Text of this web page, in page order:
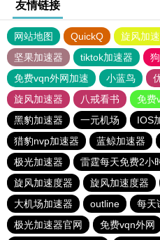
友情链接
网站地图 QuickQ 旋风加
坚果加速器
tiktok加速器
免费vqn外网加速
小蓝鸟
旋风加速器
八戒看书
免费
黑豹加速器
一元机场 IOS
猎豹nvp加速器
蓝鲸加速器
极光加速器
雷霆每天免费2小
旋风加速度器
旋风加速度器
大机场加速器
outline
每天
极光加速器官网
免费vqn外网